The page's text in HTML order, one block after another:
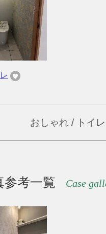
おしゃれ / トイ
参考一覧 Case